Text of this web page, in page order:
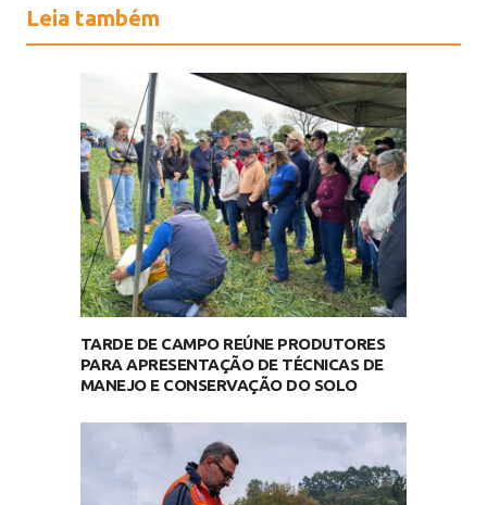
Leia também
TARDE DE CAMPO REÚNE PRODUTORES
PARA APRESENTAÇÃO DE TÉCNICAS DE
MANEJO E CONSERVAÇÃO DO SOLO